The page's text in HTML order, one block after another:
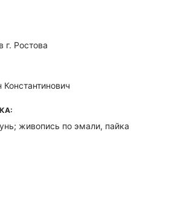
г. Ростова
Константинович
живопись по эмали, пайка